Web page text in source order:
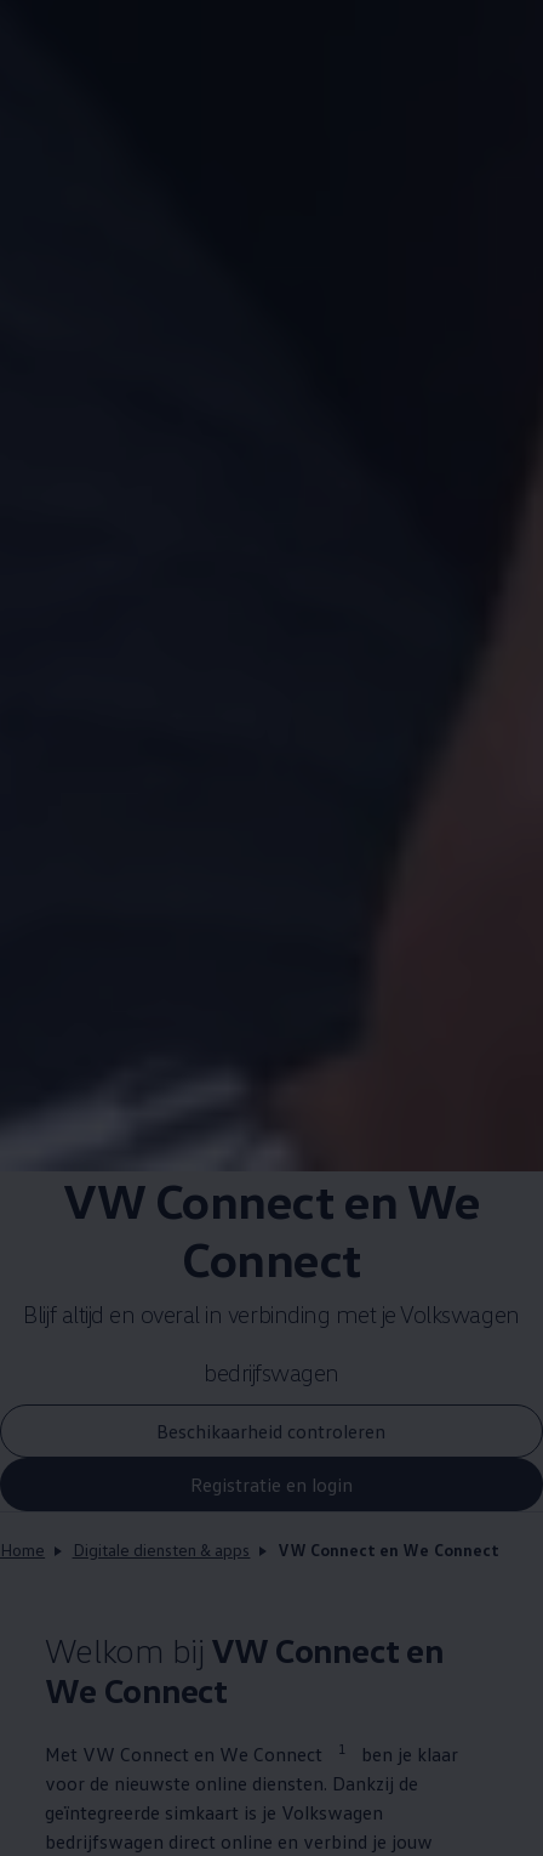
VW Connect en We
Connect
Blijf altijd en overal in verbinding met je Volkswagen
bedrijfswagen
Beschikaarheid controleren
Registratie en login
Home Digitale diensten & apps VW Connect en We Connect
Welkom bij VW Connect en
We Connect
Met VW Connect en We Connect 1
ben je klaar
voor de nieuwste online diensten. Dankzij de
geïntegreerde simkaart is je Volkswagen
bedrijfswagen direct online en verbind je jouw